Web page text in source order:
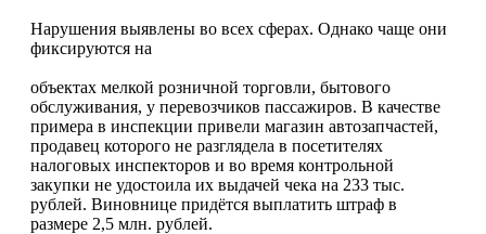
Нарушения выявлены во всех сферах. Однако чаще они
фиксируются на
объектах мелкой розничной торговли, бытового
обслуживания, у перевозчиков пассажиров. В качестве
примера в инспекции привели магазин автозапчастей,
продавец которого не разглядела в посетителях
налоговых инспекторов и во время контрольной
закупки не удостоила их выдачей чека на 233 тыс.
рублей. Виновнице придётся выплатить штраф в
размере 2,5 млн. рублей.